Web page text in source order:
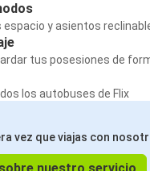
espacio y asientos
tus posesiones de
los autobuses de Flix
vez que viajas con